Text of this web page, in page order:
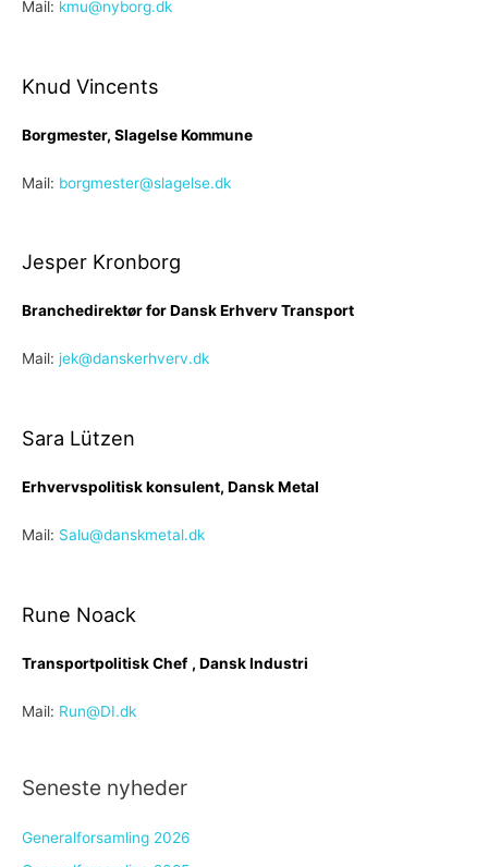
Mail: kmu@nyborg.dk
Knud Vincents
Borgmester, Slagelse Kommune
Mail: borgmester@slagelse.dk
Jesper Kronborg
Branchedirektør for Dansk Erhverv Transport
Mail: jek@danskerhverv.dk
Sara Lützen
Erhvervspolitisk konsulent, Dansk Metal
Mail: Salu@danskmetal.dk
Rune Noack
Transportpolitisk Chef , Dansk Industri
Mail: Run@DI.dk
Seneste nyheder
Generalforsamling 2026